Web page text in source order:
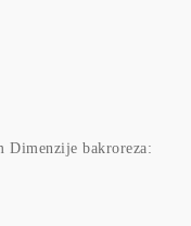
Dimenzije bakroreza: